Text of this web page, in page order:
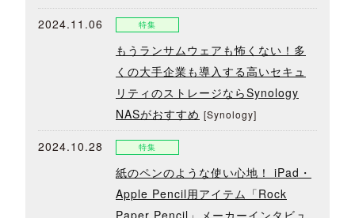
2024.11.06 特集
もうランサムウェアも怖くない！多
くの大手企業も導入する高いセキュ
リティのストレージならSynology
NASがおすすめ [Synology]
2024.10.28 特集
紙のペンのような使い心地！ iPad・
Apple Pencil用アイテム「Rock
Paper Pencil」メーカーインタビュ